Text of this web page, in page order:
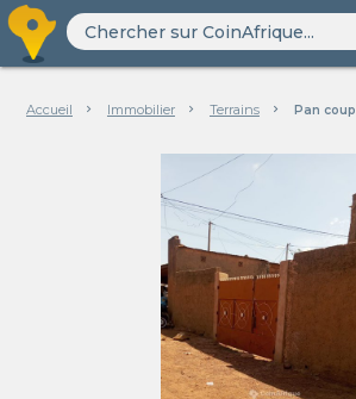
Accueil Immobilier Terrains Pan